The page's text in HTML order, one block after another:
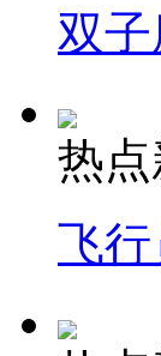
双
热点
飞